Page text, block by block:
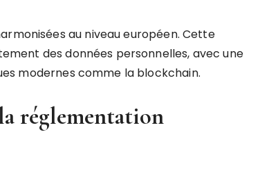
au niveau européen. Cette
des données personnelles, avec une
modernes comme la blockchain.
réglementation